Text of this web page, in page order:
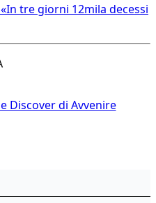
tre giorni 12mila decessi
Discover di Avvenire